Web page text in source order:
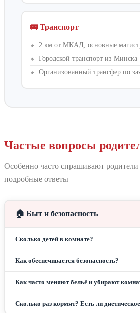
🚌 Транспорт
2 км от МКАД, основные
Городской транспорт из Минска
Организованный трансфер по
Частые вопросы
Особенно часто спрашивают
подробные ответы
🏠 Быт и безопасность
Сколько детей в комнате?
Как обеспечивается безопасность?
территории. Посторонним вход
Как часто меняют бельё и убирают
Сколько раз кормят? Есть ли